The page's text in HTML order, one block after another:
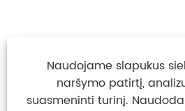
Naudojame slapukus
naršymo patirtį,
suasmeninti turinį.